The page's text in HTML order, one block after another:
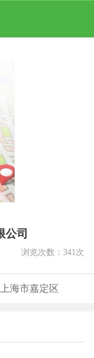
公司
浏览次数： 341 次
上海市嘉定区